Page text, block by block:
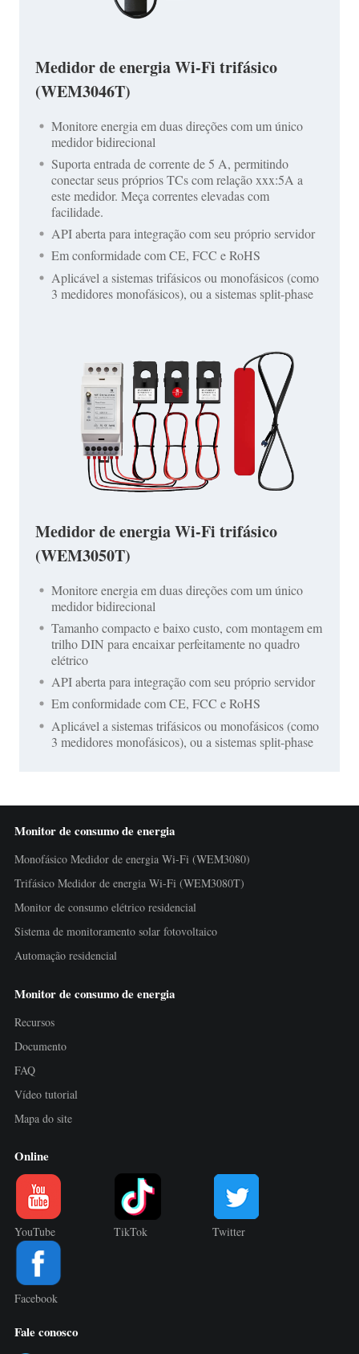
Medidor de energia Wi-Fi trifásico
(WEM3046T)
Monitore energia em duas direções com um único
medidor bidirecional
Suporta entrada de corrente de 5 A, permitindo
conectar seus próprios TCs com relação xxx:5A a
este medidor. Meça correntes elevadas com
facilidade.
API aberta para integração com seu próprio servidor
Em conformidade com CE, FCC e RoHS
Aplicável a sistemas trifásicos ou monofásicos (como
3 medidores monofásicos), ou a sistemas split-phase
Medidor de energia Wi-Fi trifásico
(WEM3050T)
Monitore energia em duas direções com um único
medidor bidirecional
Tamanho compacto e baixo custo, com montagem em
trilho DIN para encaixar perfeitamente no quadro
elétrico
API aberta para integração com seu próprio servidor
Em conformidade com CE, FCC e RoHS
Aplicável a sistemas trifásicos ou monofásicos (como
3 medidores monofásicos), ou a sistemas split-phase
Monitor de consumo de energia
Monofásico Medidor de energia Wi-Fi (WEM3080)
Trifásico Medidor de energia Wi-Fi (WEM3080T)
Monitor de consumo elétrico residencial
Sistema de monitoramento solar fotovoltaico
Automação residencial
Monitor de consumo de energia
Recursos
Documento
FAQ
Vídeo tutorial
Mapa do site
Online
YouTube TikTok Twitter
Facebook
Fale conosco